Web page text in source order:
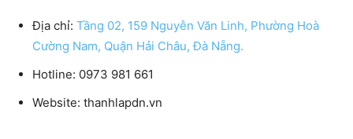
Địa chỉ: Tầng 02, 159 Nguyễn Văn Linh, Phường Hoà
Cường Nam, Quận Hải Châu, Đà Nẵng.
Hotline: 0973 981 661
Website: thanhlapdn.vn